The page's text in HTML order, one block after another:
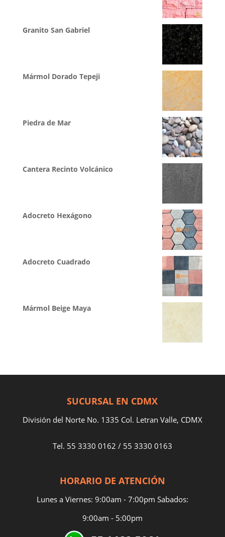
Granito San Gabriel
Mármol Dorado Tepeji
Piedra de Mar
Cantera Recinto Volcánico
Adocreto Hexágono
Adocreto Cuadrado
Mármol Beige Maya
SUCURSAL EN CDMX
División del Norte No. 1335 Col. Letran Valle, CDMX
Tel. 55 3330 0162 / 55 3330 0163
HORARIO DE ATENCIÓN
Lunes a Viernes: 9:00am - 7:00pm Sabados:
9:00am - 5:00pm